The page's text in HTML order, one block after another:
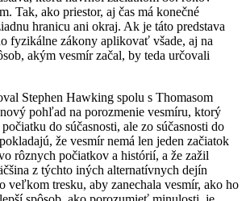
Tak, ako priestor, aj čas má konečné
hranicu ani okraj. Ak je táto predstava
fyzikálne zákony aplikovať všade, aj na
akým vesmír začal, by teda určovali
Stephen Hawking spolu s Thomasom
pohľad na porozmenie vesmíru, ktorý
do súčasnosti, ale zo súčasnosti do
že vesmír nemá len jeden začiatok
rôznych počiatkov a histórií, a že zažil
z týchto iných alternatívnych dejín
veľkom tresku, aby zanechala vesmír, ako ho